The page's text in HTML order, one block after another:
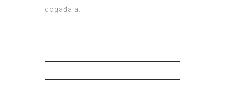
događaja.